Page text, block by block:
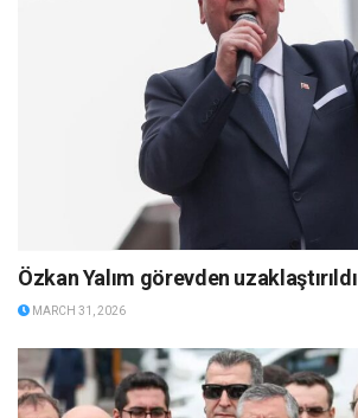
Özkan Yalım görevden uzaklaştırıldı
MARCH 31, 2026